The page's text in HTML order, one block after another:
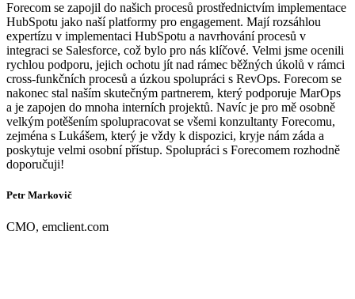
Forecom se zapojil do našich procesů prostřednictvím implementace
HubSpotu jako naší platformy pro engagement. Mají rozsáhlou
expertízu v implementaci HubSpotu a navrhování procesů v
integraci se Salesforce, což bylo pro nás klíčové. Velmi jsme ocenili
rychlou podporu, jejich ochotu jít nad rámec běžných úkolů v rámci
cross-funkčních procesů a úzkou spolupráci s RevOps. Forecom se
nakonec stal naším skutečným partnerem, který podporuje MarOps
a je zapojen do mnoha interních projektů. Navíc je pro mě osobně
velkým potěšením spolupracovat se všemi konzultanty Forecomu,
zejména s Lukášem, který je vždy k dispozici, kryje nám záda a
poskytuje velmi osobní přístup. Spolupráci s Forecomem rozhodně
doporučuji!
Petr Markovič
CMO, emclient.com